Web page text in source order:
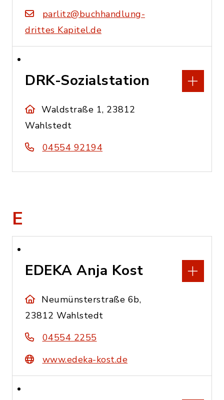
parlitz@buchhandlung-
drittes Kapitel.de
DRK-Sozialstation
Waldstraße 1, 23812
Wahlstedt
04554 92194
E
EDEKA Anja Kost
Neumünsterstraße 6b,
23812 Wahlstedt
04554 2255
www.edeka-kost.de